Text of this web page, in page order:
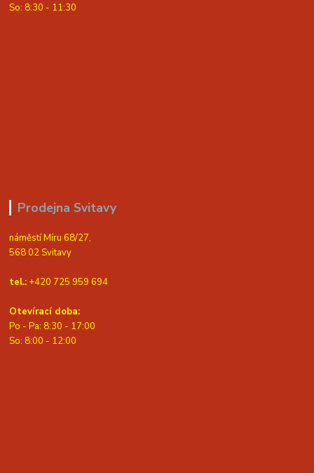
So: 8:30 - 11:30
Prodejna Svitavy
náměstí Míru 68/27,
568 02 Svitavy
tel.: +420 725 959 694
Otevírací doba:
Po - Pa: 8:30 - 17:00
So: 8:00 - 12:00